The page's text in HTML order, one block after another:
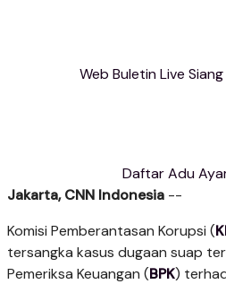
Web Buletin Live
Daftar Adu
Jakarta, CNN Indonesia --
Komisi Pemberantasan Korupsi (
tersangka kasus dugaan suap
Pemeriksa Keuangan (BPK)